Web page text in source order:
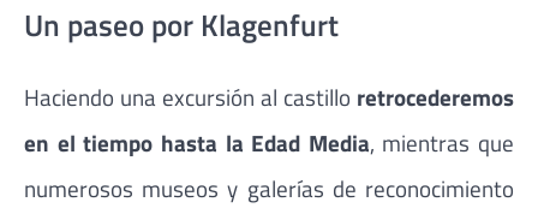
Un paseo por Klagenfurt
Haciendo una excursión al castillo retrocederemos
en el tiempo hasta la Edad Media, mientras que
numerosos museos y galerías de reconocimiento